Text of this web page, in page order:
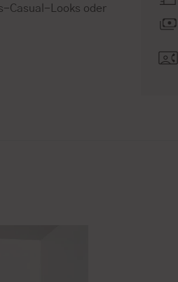
Casual-Looks oder